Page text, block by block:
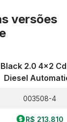
versões
Black 2.0 4x2
Diesel
003508-4
R$ 213.810